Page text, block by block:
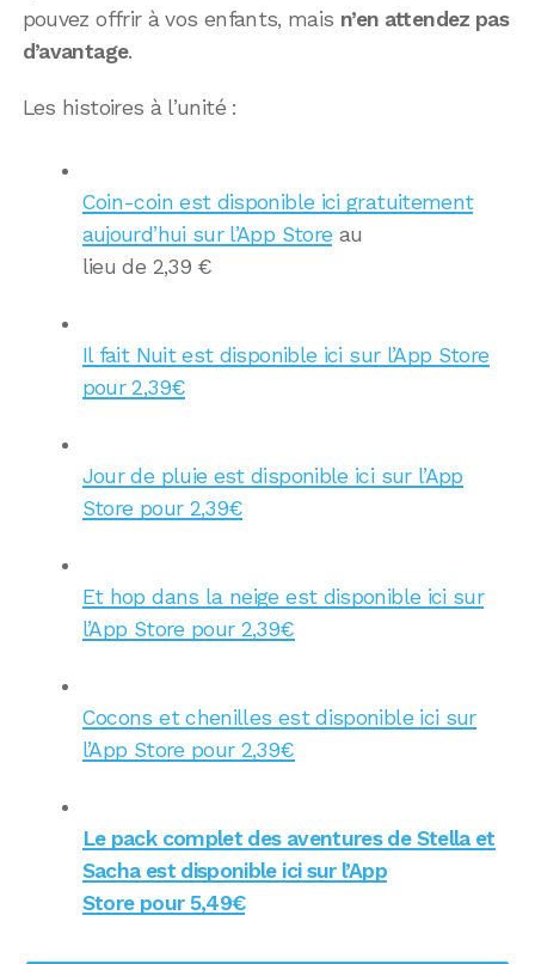
pouvez offrir à vos enfants, mais n’en attendez pas
d’avantage.
Les histoires à l’unité :
Coin-coin est disponible ici gratuitement
aujourd’hui sur l’App Store au
lieu de 2,39 €
Il fait Nuit est disponible ici sur l’App Store
pour 2,39€
Jour de pluie est disponible ici sur l’App
Store pour 2,39€
Et hop dans la neige est disponible ici sur
l’App Store pour 2,39€
Cocons et chenilles est disponible ici sur
l’App Store pour 2,39€
Le pack complet des aventures de Stella et
Sacha est disponible ici sur l’App
Store pour 5,49€